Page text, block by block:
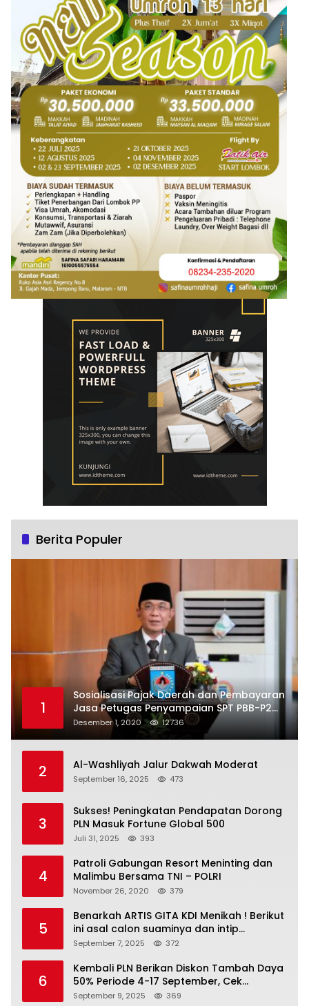
Berita Populer
1
Sosialisasi Pajak Daerah dan Pembayaran
Jasa Petugas Penyampaian SPT PBB-P2
Kota Mataram
Desember 1, 2020 12736
2 Al-Washliyah Jalur Dakwah Moderat
September 16, 2025 473
3
Sukses! Peningkatan Pendapatan Dorong
PLN Masuk Fortune Global 500
Juli 31, 2025 393
4
Patroli Gabungan Resort Meninting dan
Malimbu Bersama TNI – POLRI
November 26, 2020 379
5
Benarkah ARTIS GITA KDI Menikah ! Berikut
ini asal calon suaminya dan intip
undangannya
September 7, 2025 372
6
Kembali PLN Berikan Diskon Tambah Daya
50% Periode 4-17 September, Cek
Ketentuannya!
September 9, 2025 369